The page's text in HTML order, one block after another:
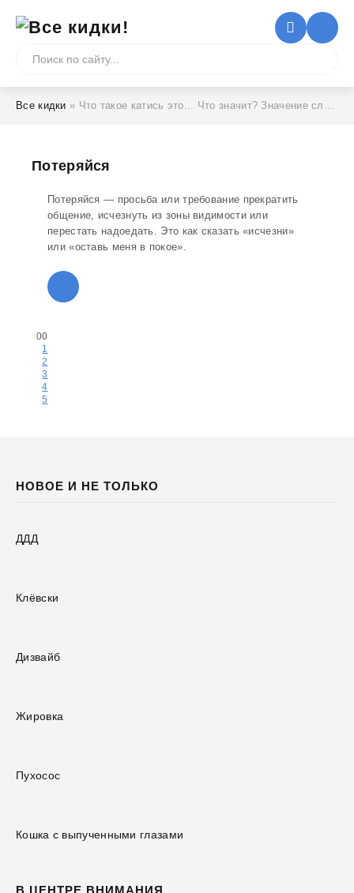
НОВОЕ И НЕ ТОЛЬКО
ДДД
Клёвски
Дизвайб
Жировка
Пухосос
Кошка с выпученными глазами
В ЦЕНТРЕ ВНИМАНИЯ
Все кидки » Что такое катись это... Что значит? Значение слова
Потеряйся
Потеряйся — просьба или требование прекратить
общение, исчезнуть из зоны видимости или
перестать надоедать. Это как сказать «исчезни»
или «оставь меня в покое».
00
1
2
3
4
5